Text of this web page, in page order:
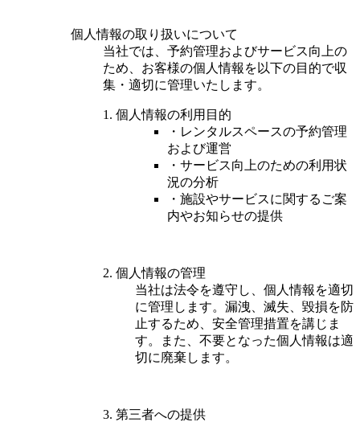
個人情報の取り扱いについて
当社では、予約管理およびサービス向上の
ため、お客様の個人情報を以下の目的で収
集・適切に管理いたします。
1. 個人情報の利用目的
・レンタルスペースの予約管理
および運営
・サービス向上のための利用状
況の分析
・施設やサービスに関するご案
内やお知らせの提供
2. 個人情報の管理
当社は法令を遵守し、個人情報を適切
に管理します。漏洩、滅失、毀損を防
止するため、安全管理措置を講じま
す。また、不要となった個人情報は適
切に廃棄します。
3. 第三者への提供